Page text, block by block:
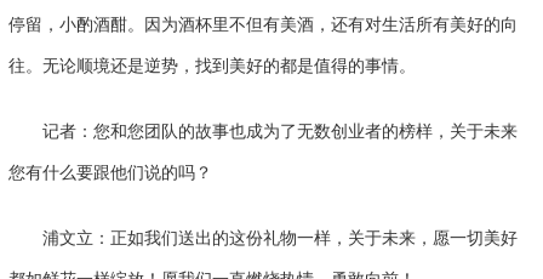
停留，小酌酒酣。因为酒杯里不但有美酒，还有对生活所有美好的向
往。无论顺境还是逆势，找到美好的都是值得的事情。
记者：您和您团队的故事也成为了无数创业者的榜样，关于未来
您有什么要跟他们说的吗？
浦文立：正如我们送出的这份礼物一样，关于未来，愿一切美好